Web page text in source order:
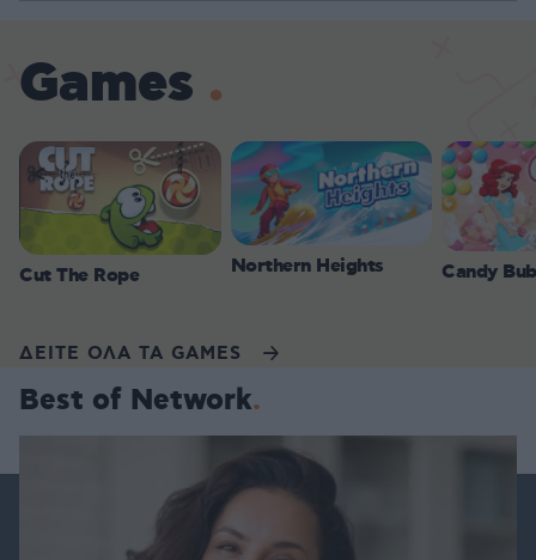
Games
Cut The Rope Northern Heights Candy
ΔΕΙΤΕ ΟΛΑ ΤΑ GAMES
Best of Network